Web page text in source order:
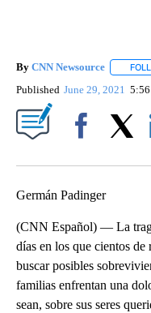
By CNN Newsource
Published June 29, 2021
Germán Padinger
(CNN Español) — La
días en los que cientos de
buscar posibles
familias enfrentan una
sean, sobre sus seres